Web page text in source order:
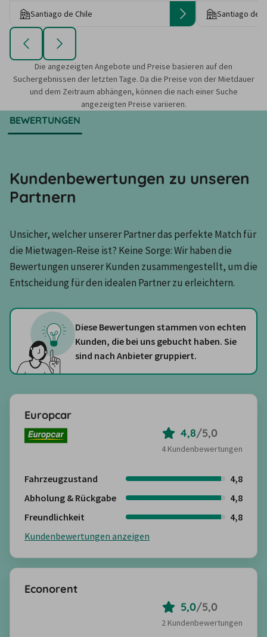
Santiago de Chile Santiago de
Die angezeigten Angebote und Preise basieren auf den
Suchergebnissen der letzten Tage. Da die Preise von der Mietdauer
und dem Zeitraum abhängen, können die nach einer Suche
angezeigten Preise variieren.
BEWERTUNGEN
Kundenbewertungen zu unseren
Partnern
Unsicher, welcher unserer Partner das perfekte Match für
die Mietwagen-Reise ist? Keine Sorge: Wir haben die
Bewertungen unserer Kunden zusammengestellt, um die
Entscheidung für den idealen Partner zu erleichtern.
Diese Bewertungen stammen von echten
Kunden, die bei uns gebucht haben. Sie
sind nach Anbieter gruppiert.
Europcar
4,8/5,0
4 Kundenbewertungen
Fahrzeugzustand
4,8
Abholung & Rückgabe
4,8
Freundlichkeit
4,8
Kundenbewertungen anzeigen
Econorent
5,0/5,0
2 Kundenbewertungen